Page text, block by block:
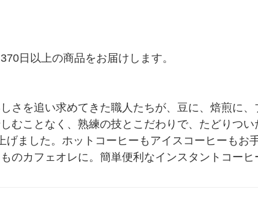
日以上の商品をお届けします。
さを追い求めてきた職人たちが、豆に、焙煎に
むことなく、熟練の技とこだわりで、たどりつ
げました。ホットコーヒーもアイスコーヒーもお
のカフェオレに。簡単便利なインスタントコーヒ